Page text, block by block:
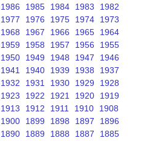
1986 1985 1984 1983
1982
1977 1976 1975 1974
1973
1968 1967 1966 1965
1964
1959 1958 1957 1956
1955
1950 1949 1948 1947
1946
1941 1940 1939 1938
1937
1932 1931 1930 1929
1928
1923 1922 1921 1920
1919
1913 1912 1911 1910
1908
1900 1899 1898 1897
1896
1890 1889 1888 1887
1885